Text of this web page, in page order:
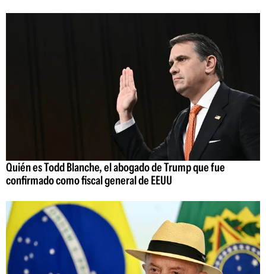
Quién es Todd Blanche, el abogado de Trump que fue
confirmado como fiscal general de EEUU